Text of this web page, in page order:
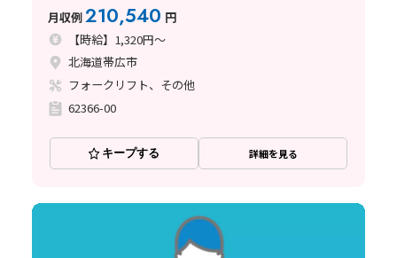
月収例210,540 円
【時給】1,320円～
北海道帯広市
フォークリフト、その他
62366-00
キープする 詳細を見る